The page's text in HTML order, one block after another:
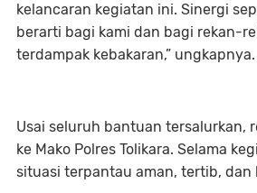
kelancaran kegiatan ini. Sinergi
berarti bagi kami dan bagi rekan-
terdampak kebakaran,” ungkapnya.
Usai seluruh bantuan tersalurkan,
ke Mako Polres Tolikara. Selama
situasi terpantau aman, tertib, dan